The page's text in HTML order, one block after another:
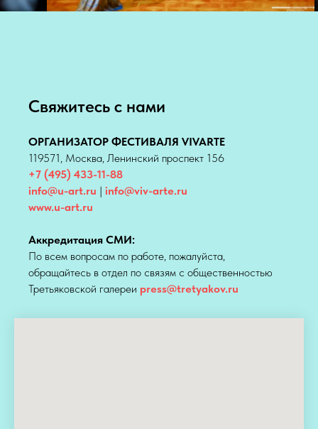
Свяжитесь с нами
ОРГАНИЗАТОР ФЕСТИВАЛЯ VIVARTE
119571, Москва, Ленинский проспект 156
+7 (495) 433-11-88
info@u-art.ru | info@viv-arte.ru
www.u-art.ru
Аккредитация СМИ:
По всем вопросам по работе, пожалуйста,
обращайтесь в отдел по связям с общественностью
Третьяковской галереи press@tretyakov.ru